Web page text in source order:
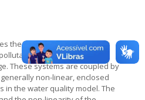
theoretical aspects of water
transport in systems
These systems are coupled by
non-linear, enclosed
in the water quality model. The